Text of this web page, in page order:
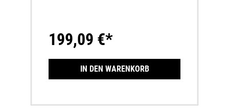
199,09 €*
IN DEN WARENKORB